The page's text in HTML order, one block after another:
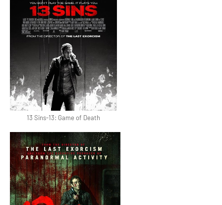
13 Sins-13: Game of Death